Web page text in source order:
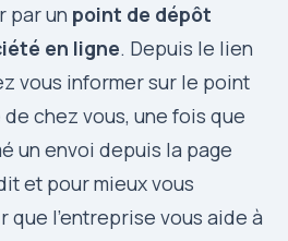
par un point de dépôt
en ligne. Depuis le lien
vous informer sur le point
chez vous, une fois que
un envoi depuis la page
et pour mieux vous
que l’entreprise vous aide à